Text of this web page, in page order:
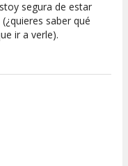
segura de estar
saber qué
ir a verle).